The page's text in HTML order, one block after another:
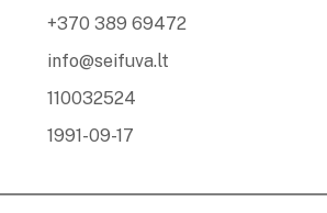
+370 389 69472
info@seifuva.lt
110032524
1991-09-17